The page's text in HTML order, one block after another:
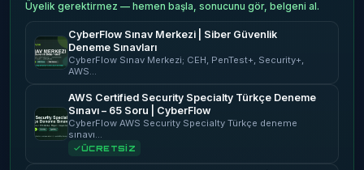
Üyelik gerektirmez — hemen başla, sonucunu gör, belgeni al.
CyberFlow Sınav Merkezi | Siber Güvenlik
Deneme Sınavları
CyberFlow Sınav Merkezi; CEH, PenTest+, Security+,
AWS…
AWS Certified Security Specialty Türkçe Deneme
Sınavı – 65 Soru | CyberFlow
CyberFlow AWS Security Specialty Türkçe deneme
sınavı…
ÜCRETSİZ